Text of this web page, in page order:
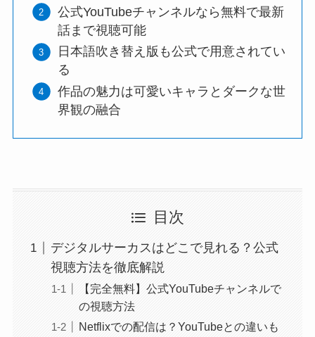
公式YouTubeチャンネルなら無料で最新
話まで視聴可能
日本語吹き替え版も公式で用意されてい
る
作品の魅力は可愛いキャラとダークな世
界観の融合
目次
デジタルサーカスはどこで見れる？公式
視聴方法を徹底解説
【完全無料】公式YouTubeチャンネルで
の視聴方法
Netflixでの配信は？YouTubeとの違いも